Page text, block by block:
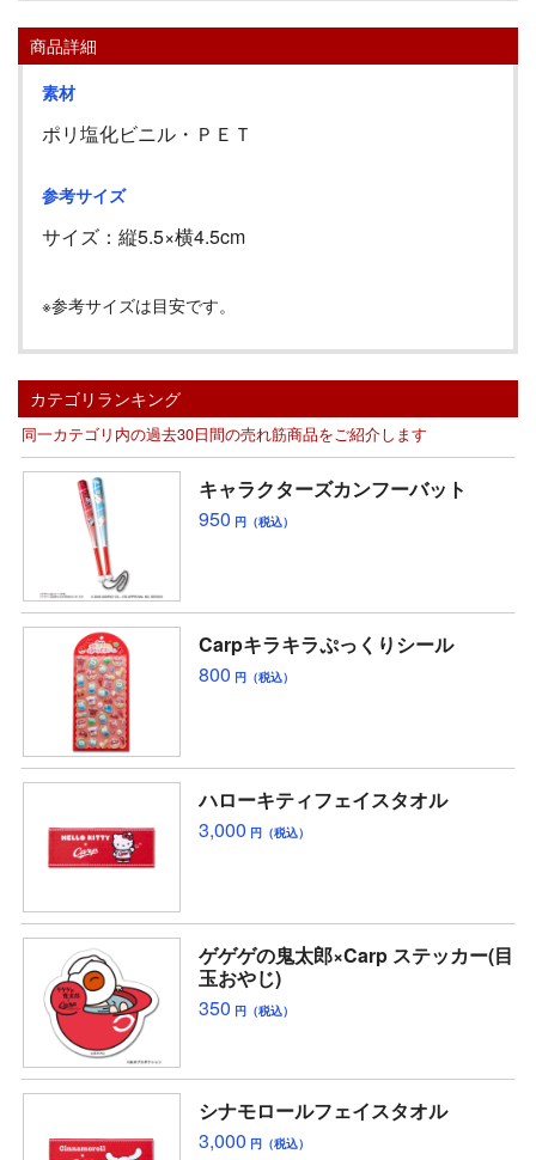
商品詳細
素材
ポリ塩化ビニル・ＰＥＴ
参考サイズ
サイズ：縦5.5×横4.5cm
※参考サイズは目安です。
カテゴリランキング
同一カテゴリ内の過去30日間の売れ筋商品をご紹介します
キャラクターズカンフーバット
950 円（税込）
Carpキラキラぷっくりシール
800 円（税込）
ハローキティフェイスタオル
3,000 円（税込）
ゲゲゲの鬼太郎×Carp ステッカー(目
玉おやじ)
350 円（税込）
シナモロールフェイスタオル
3,000 円（税込）